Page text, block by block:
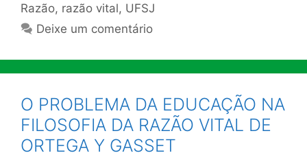
Razão, razão vital, UFSJ
Deixe um comentário
O PROBLEMA DA EDUCAÇÃO NA
FILOSOFIA DA RAZÃO VITAL DE
ORTEGA Y GASSET